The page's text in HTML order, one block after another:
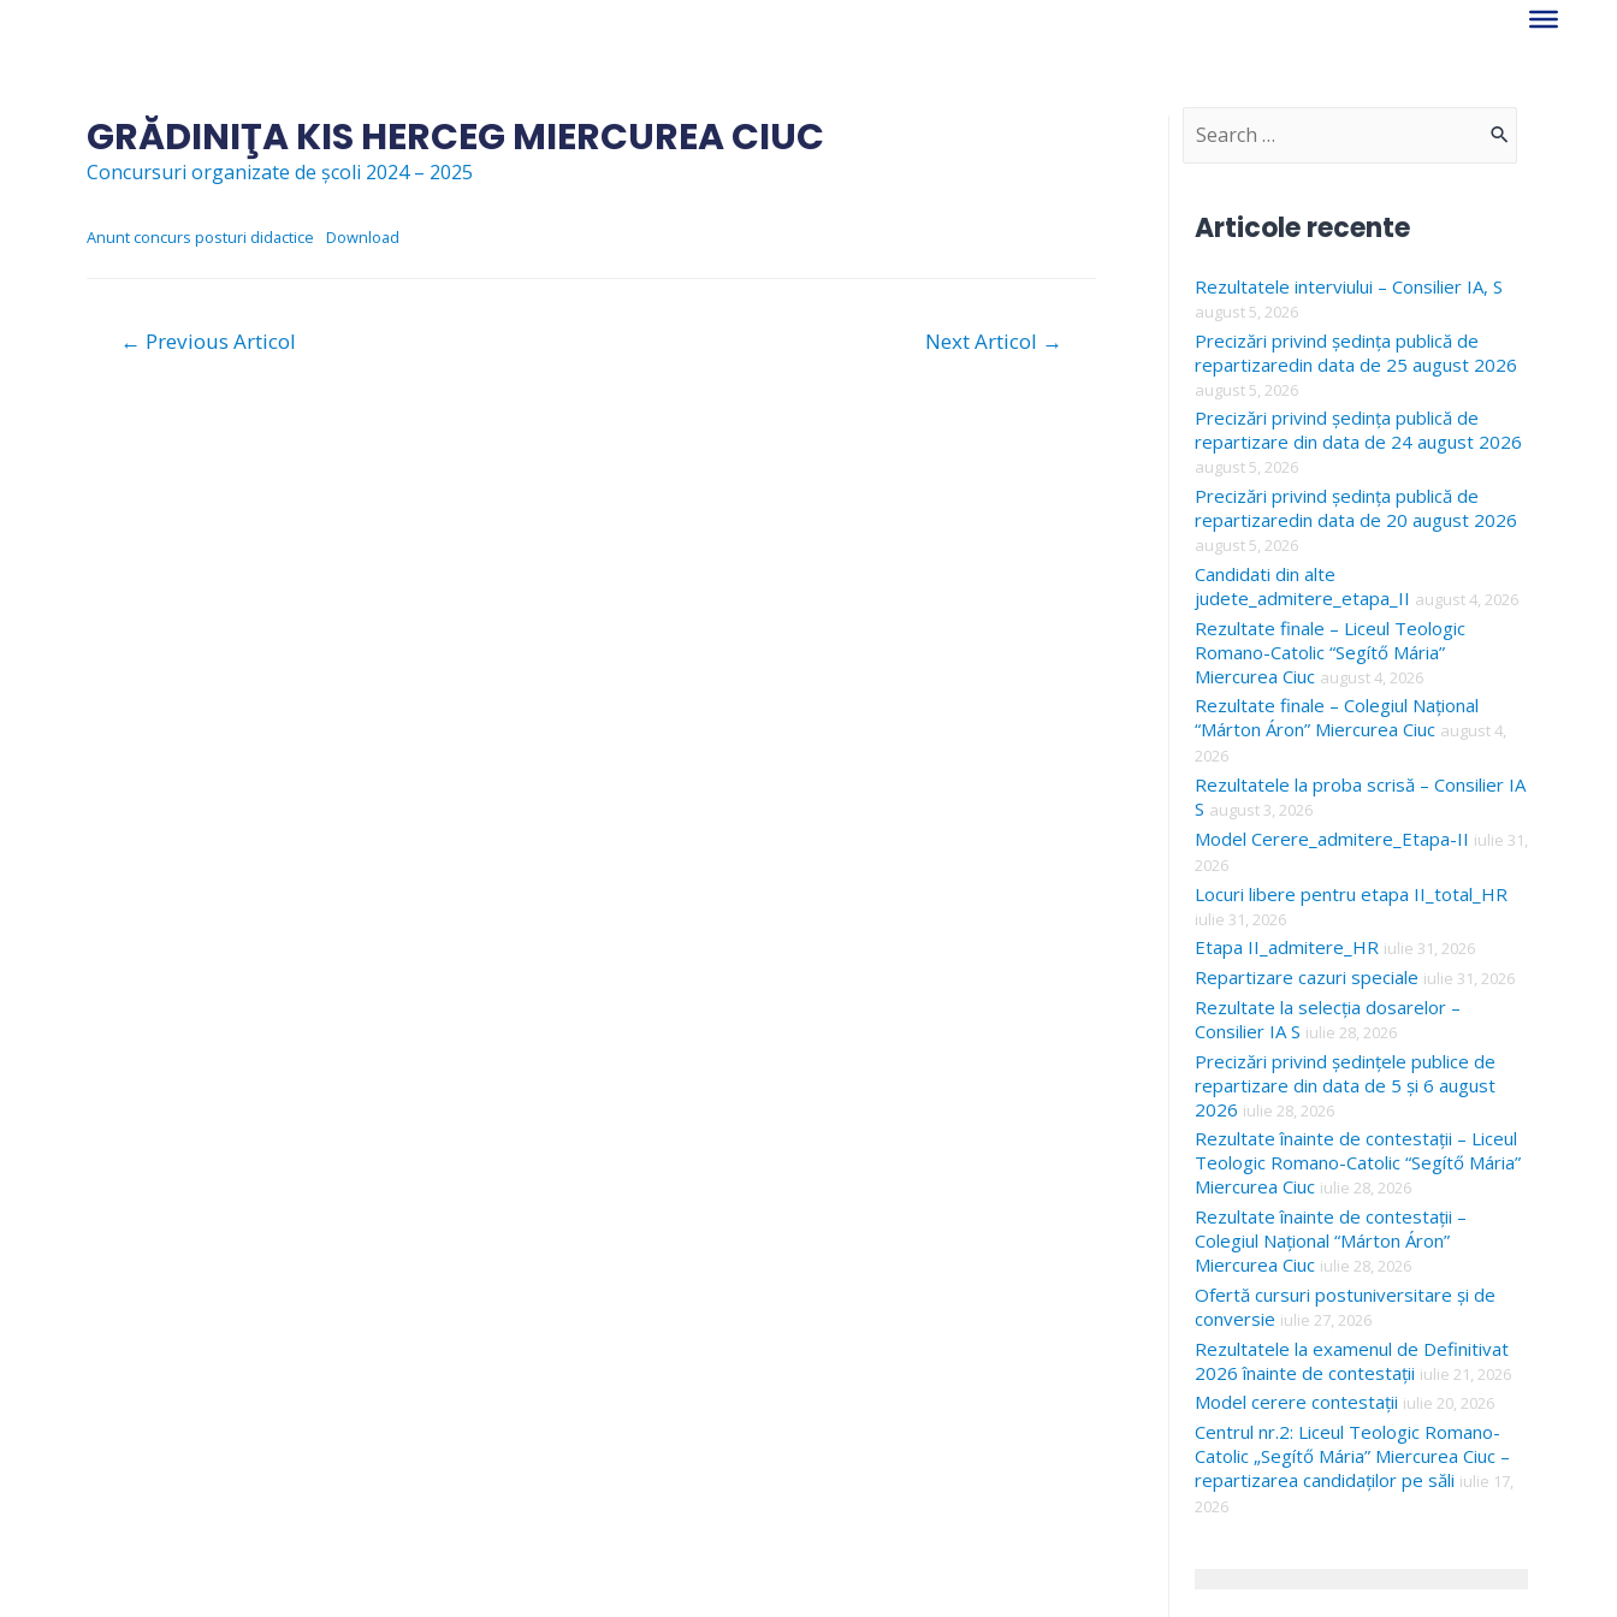
GRĂDINIŢA KIS HERCEG MIERCUREA CIUC
Concursuri organizate de școli 2024 – 2025
Anunt concurs posturi didactice Download
Navigare
← Previous Articol Next Articol →
S
c
h
f
o
r
:
Articole recente
Rezultatele interviului – Consilier IA, S
august 5, 2026
Precizări privind ședința publică de
repartizaredin data de 25 august 2026
august 5, 2026
Precizări privind ședința publică de
repartizare din data de 24 august 2026
august 5, 2026
Precizări privind ședința publică de
repartizaredin data de 20 august 2026
august 5, 2026
Candidati din alte
judete_admitere_etapa_II august 4, 2026
Rezultate finale – Liceul Teologic
Romano-Catolic “Segítő Mária”
Miercurea Ciuc august 4, 2026
Rezultate finale – Colegiul Național
“Márton Áron” Miercurea Ciuc august 4,
2026
Rezultatele la proba scrisă – Consilier IA
S august 3, 2026
Model Cerere_admitere_Etapa-II iulie 31,
2026
Locuri libere pentru etapa II_total_HR
iulie 31, 2026
Etapa II_admitere_HR iulie 31, 2026
Repartizare cazuri speciale iulie 31, 2026
Rezultate la selecția dosarelor –
Consilier IA S iulie 28, 2026
Precizări privind ședințele publice de
repartizare din data de 5 și 6 august
2026 iulie 28, 2026
Rezultate înainte de contestații – Liceul
Teologic Romano-Catolic “Segítő Mária”
Miercurea Ciuc iulie 28, 2026
Rezultate înainte de contestații –
Colegiul Național “Márton Áron”
Miercurea Ciuc iulie 28, 2026
Ofertă cursuri postuniversitare și de
conversie iulie 27, 2026
Rezultatele la examenul de Definitivat
2026 înainte de contestații iulie 21, 2026
Model cerere contestații iulie 20, 2026
Centrul nr.2: Liceul Teologic Romano-
Catolic „Segítő Mária” Miercurea Ciuc –
repartizarea candidaților pe săli iulie 17,
2026